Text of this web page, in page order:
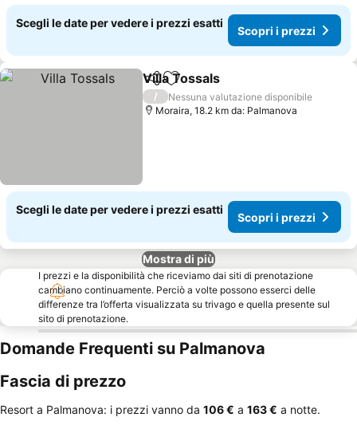
Scegli le date per vedere i prezzi esatti
Scopri i prezzi
CondividiAggiungi ai preferiti
Villa Tossals
/
Nessuna valutazione disponibile
Moraira, 18.2 km da: Palmanova
Scegli le date per vedere i prezzi esatti
Scopri i prezzi
Mostra di più
I prezzi e la disponibilità che riceviamo dai siti di prenotazione
cambiano continuamente. Perciò a volte possono esserci delle
differenze tra l’offerta visualizzata su trivago e quella presente sul
sito di prenotazione.
Domande Frequenti su Palmanova
Fascia di prezzo
Resort a Palmanova: i prezzi vanno da ‎106 € a ‎163 € a notte.